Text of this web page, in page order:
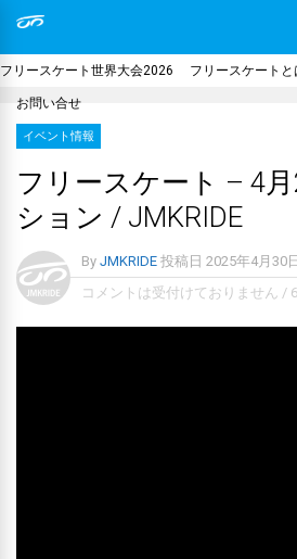
フリースケート世界大会2026 フリースケートと
お問い合せ
イベント情報
フリースケート – 4
ション / JMKRIDE
By JMKRIDE 投稿日 2025年4月30日
コメントは受付けておりません /